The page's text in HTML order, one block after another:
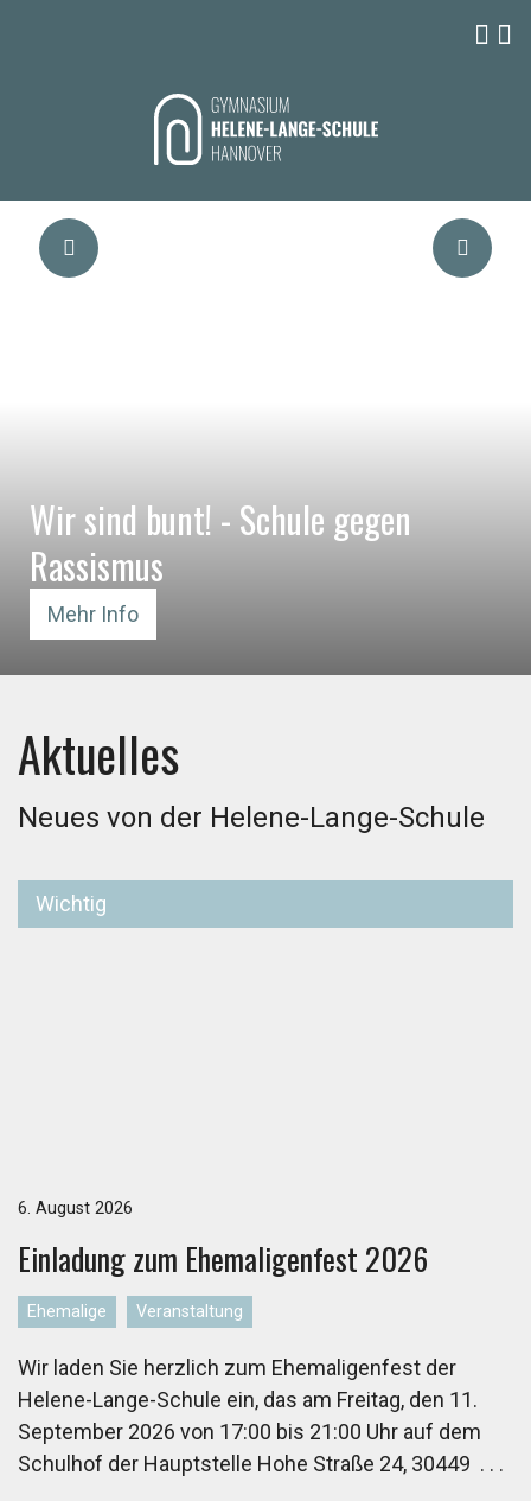
Wir sind bunt! - Schule gegen
Rassismus
Mehr Info
Aktuelles
Neues von der Helene-Lange-Schule
6. August 2026
Ein­la­dung zum Ehe­ma­li­gen­fest 2026
Ehemalige Veranstaltung
Wir laden Sie herzlich zum Ehemaligenfest der
Helene-Lange-Schule ein, das am Freitag, den 11.
September 2026 von 17:00 bis 21:00 Uhr auf dem
Schulhof der Hauptstelle Hohe Straße 24, 30449 . . .